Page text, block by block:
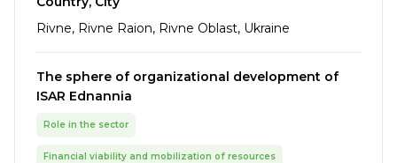
Rivne, Rivne Raion, Rivne Oblast, Ukraine
The sphere of organizational development of
ISAR Ednannia
Role in the sector
Financial viability and mobilization of resources